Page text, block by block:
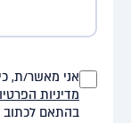
אני מאשר/ת,
מדיניות
בהתאם